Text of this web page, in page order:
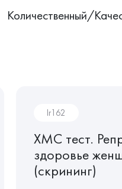
Количественный/
Ir162
ХМС тест.
здоровье
(скрининг)